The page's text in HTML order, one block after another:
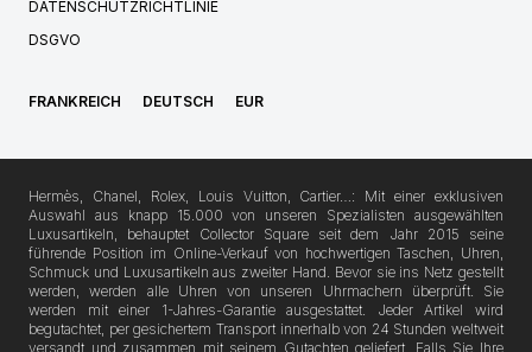
DATENSCHUTZRICHTLINIE
DSGVO
FRANKREICH DEUTSCH EUR
Hermès, Chanel, Rolex, Louis Vuitton, Cartier…: Mit einer exklusiven
Auswahl aus knapp 15.000 von unseren Spezialisten ausgewählten
Luxusartikeln, behauptet Collector Square seit dem Jahr 2015 seine
führende Position im Online-Verkauf von hochwertigen Taschen, Uhren,
Schmuck und Luxusartikeln aus zweiter Hand. Bevor sie ins Netz gestellt
werden, werden alle Uhren von unseren Uhrmachern überprüft. Sie
werden mit einer 1-Jahres-Garantie ausgestattet. Jeder Artikel wird
begutachtet, per gesichertem Transport innerhalb von 24 Stunden weltweit
versandt und zusammen mit seinem Gutachten geliefert. Falls Sie Ihre